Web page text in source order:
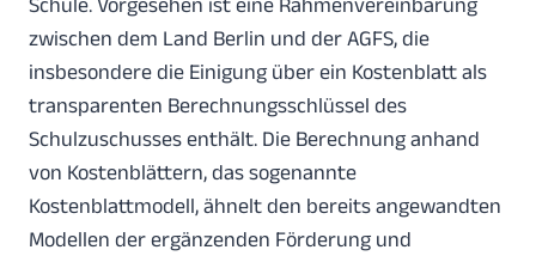
zwischen dem Land Berlin und der AGFS, die
insbesondere die Einigung über ein Kostenblatt als
transparenten Berechnungsschlüssel des
Schulzuschusses enthält. Die Berechnung anhand
von Kostenblättern, das sogenannte
Kostenblattmodell, ähnelt den bereits angewandten
Modellen der ergänzenden Förderung und